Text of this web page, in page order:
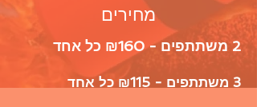
מחירים
2 משתתפים - ₪160 כל אחד
3 משתתפים - ₪115 כל אחד